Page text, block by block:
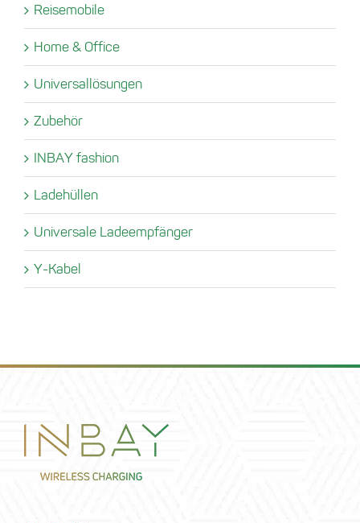
Reisemobile
Home & Office
Universallösungen
Zubehör
INBAY fashion
Ladehüllen
Universale Ladeempfänger
Y-Kabel